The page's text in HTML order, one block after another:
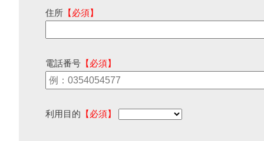
住所 【必須】
電話番号 【必須】
利用目的 【必須】